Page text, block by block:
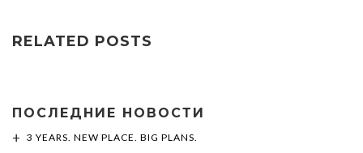
RELATED POSTS
ПОСЛЕДНИЕ НОВОСТИ
3 YEARS. NEW PLACE. BIG PLANS.